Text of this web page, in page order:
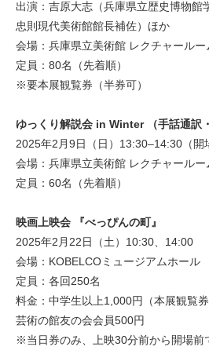
出演：吉原大志（兵庫県立歴史博物館
忠則現代美術館館長補佐）ほか
会場：兵庫県立美術館 レクチャールー
定員：80名（先着順）
※要本展観覧券（半券可）
ゆっくり解説会 in Winter （手話通訳
2025年2月9日（日）13:30–14:30（開
会場：兵庫県立美術館 レクチャールー
定員：60名（先着順）
映画上映会 『べっぴんの町』
2025年2月22日（土）10:30、14:00
会場：KOBELCOミュージアムホール
定員：各回250名
料金：中学生以上1,000円（本展観覧
芸術の館友の会会員500円
※当日券のみ、上映30分前から開場前